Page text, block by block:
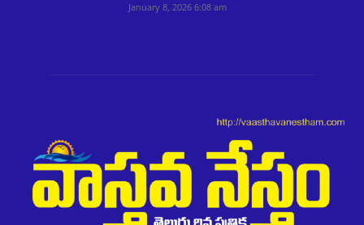
January 8, 2026 6:08 am